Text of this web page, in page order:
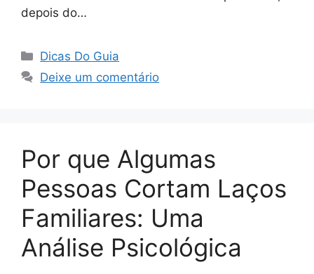
depois do…
Categorias
Dicas Do Guia
Deixe um comentário
Por que Algumas
Pessoas Cortam Laços
Familiares: Uma
Análise Psicológica